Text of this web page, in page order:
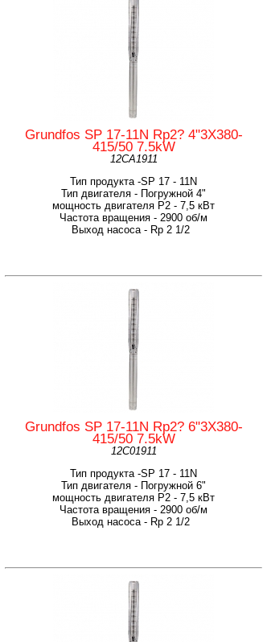
Grundfos SP 17-11N Rp2? 4"3X380-
415/50 7.5kW
12CA1911
Тип продукта -SP 17 - 11N
Тип двигателя - Погружной 4"
мощность двигателя Р2 - 7,5 кВт
Частота вращения - 2900 об/м
Выход насоса - Rp 2 1/2
Grundfos SP 17-11N Rp2? 6"3X380-
415/50 7.5kW
12C01911
Тип продукта -SP 17 - 11N
Тип двигателя - Погружной 6"
мощность двигателя Р2 - 7,5 кВт
Частота вращения - 2900 об/м
Выход насоса - Rp 2 1/2